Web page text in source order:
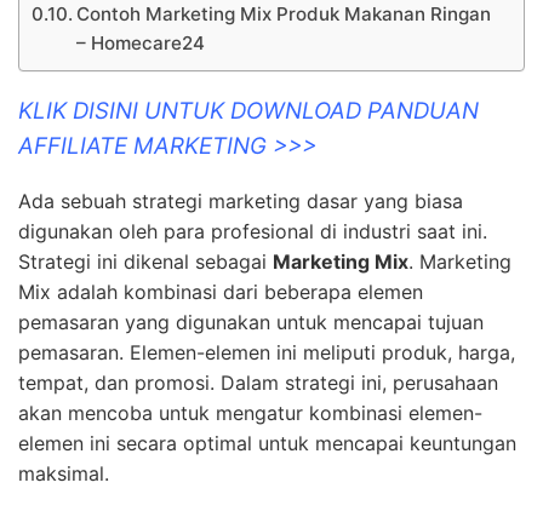
Contoh Marketing Mix Produk Makanan Ringan
– Homecare24
KLIK DISINI UNTUK DOWNLOAD PANDUAN
AFFILIATE MARKETING >>>
Ada sebuah strategi marketing dasar yang biasa
digunakan oleh para profesional di industri saat ini.
Strategi ini dikenal sebagai Marketing Mix. Marketing
Mix adalah kombinasi dari beberapa elemen
pemasaran yang digunakan untuk mencapai tujuan
pemasaran. Elemen-elemen ini meliputi produk, harga,
tempat, dan promosi. Dalam strategi ini, perusahaan
akan mencoba untuk mengatur kombinasi elemen-
elemen ini secara optimal untuk mencapai keuntungan
maksimal.